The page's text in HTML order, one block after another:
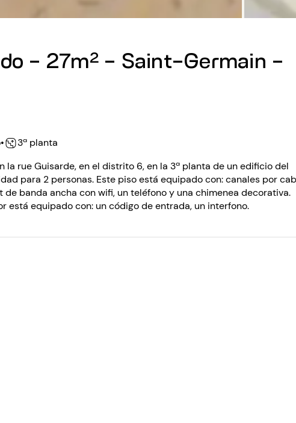
- 27m² - Saint-Germain -
•
3ª planta
la rue Guisarde, en el distrito 6, en la 3ª planta de un edificio del
para 2 personas. Este piso está equipado con: canales por
banda ancha con wifi, un teléfono y una chimenea decorativa.
está equipado con: un código de entrada, un interfono.